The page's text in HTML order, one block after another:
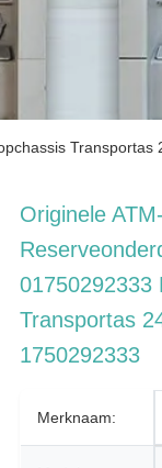
Transportas
Originele
01750292333
Transportas
1750292333
Merknaam: